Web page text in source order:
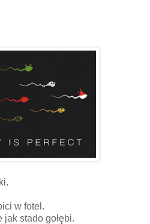
w fotel.
jak stado gołębi.